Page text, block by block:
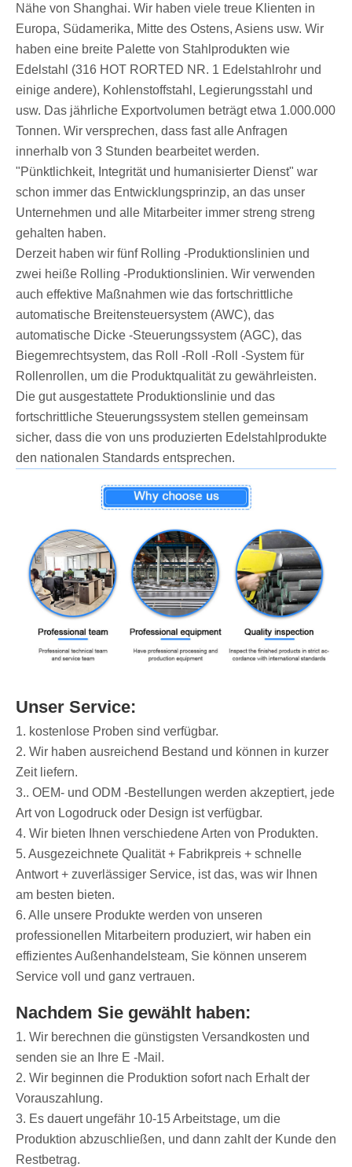
Nähe von Shanghai. Wir haben viele treue Klienten in
Europa, Südamerika, Mitte des Ostens, Asiens usw. Wir
haben eine breite Palette von Stahlprodukten wie
Edelstahl (316 HOT RORTED NR. 1 Edelstahlrohr und
einige andere), Kohlenstoffstahl, Legierungsstahl und
usw. Das jährliche Exportvolumen beträgt etwa 1.000.000
Tonnen. Wir versprechen, dass fast alle Anfragen
innerhalb von 3 Stunden bearbeitet werden.
"Pünktlichkeit, Integrität und humanisierter Dienst" war
schon immer das Entwicklungsprinzip, an das unser
Unternehmen und alle Mitarbeiter immer streng streng
gehalten haben.
Derzeit haben wir fünf Rolling -Produktionslinien und
zwei heiße Rolling -Produktionslinien. Wir verwenden
auch effektive Maßnahmen wie das fortschrittliche
automatische Breitensteuersystem (AWC), das
automatische Dicke -Steuerungssystem (AGC), das
Biegemrechtsystem, das Roll -Roll -Roll -System für
Rollenrollen, um die Produktqualität zu gewährleisten.
Die gut ausgestattete Produktionslinie und das
fortschrittliche Steuerungssystem stellen gemeinsam
sicher, dass die von uns produzierten Edelstahlprodukte
den nationalen Standards entsprechen.
Unser Service:
1. kostenlose Proben sind verfügbar.
2. Wir haben ausreichend Bestand und können in kurzer
Zeit liefern.
3.. OEM- und ODM -Bestellungen werden akzeptiert, jede
Art von Logodruck oder Design ist verfügbar.
4. Wir bieten Ihnen verschiedene Arten von Produkten.
5. Ausgezeichnete Qualität + Fabrikpreis + schnelle
Antwort + zuverlässiger Service, ist das, was wir Ihnen
am besten bieten.
6. Alle unsere Produkte werden von unseren
professionellen Mitarbeitern produziert, wir haben ein
effizientes Außenhandelsteam, Sie können unserem
Service voll und ganz vertrauen.
Nachdem Sie gewählt haben:
1. Wir berechnen die günstigsten Versandkosten und
senden sie an Ihre E -Mail.
2. Wir beginnen die Produktion sofort nach Erhalt der
Vorauszahlung.
3. Es dauert ungefähr 10-15 Arbeitstage, um die
Produktion abzuschließen, und dann zahlt der Kunde den
Restbetrag.